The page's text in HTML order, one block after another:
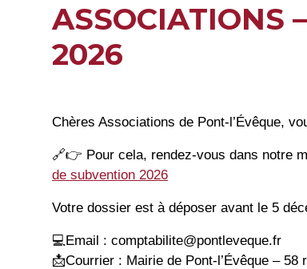
ASSOCIATIONS
2026
Chères Associations de Pont-l’Évêque,
🔗👉 Pour cela, rendez-vous dans notre
de subvention 2026
Votre dossier est à déposer avant le 5
💻Email : comptabilite@pontleveque.fr
📩Courrier : Mairie de Pont-l’Évêque – 58